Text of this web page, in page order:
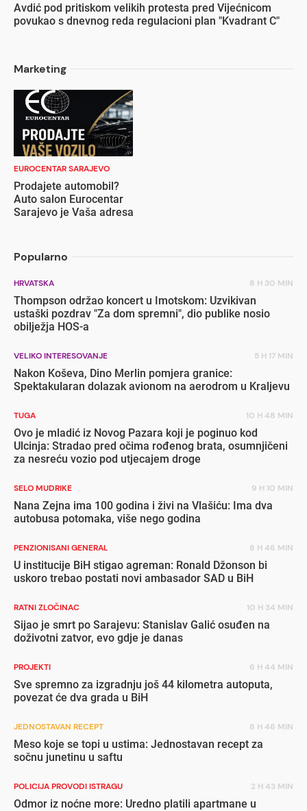
Avdić pod pritiskom velikih protesta pred Vijećnicom
povukao s dnevnog reda regulacioni plan "Kvadrant C"
Marketing
EUROCENTAR SARAJEVO
Prodajete automobil?
Auto salon Eurocentar
Sarajevo je Vaša adresa
Popularno
HRVATSKA 8 H 30 MIN
Thompson održao koncert u Imotskom: Uzvikivan
ustaški pozdrav "Za dom spremni", dio publike nosio
obilježja HOS-a
VELIKO INTERESOVANJE 5 H 17 MIN
Nakon Koševa, Dino Merlin pomjera granice:
Spektakularan dolazak avionom na aerodrom u Kraljevu
TUGA 10 H 48 MIN
Ovo je mladić iz Novog Pazara koji je poginuo kod
Ulcinja: Stradao pred očima rođenog brata, osumnjičeni
za nesreću vozio pod utjecajem droge
SELO MUDRIKE 9 H 10 MIN
Nana Zejna ima 100 godina i živi na Vlašiću: Ima dva
autobusa potomaka, više nego godina
PENZIONISANI GENERAL 8 H 46 MIN
U institucije BiH stigao agreman: Ronald Džonson bi
uskoro trebao postati novi ambasador SAD u BiH
RATNI ZLOČINAC 10 H 34 MIN
Sijao je smrt po Sarajevu: Stanislav Galić osuđen na
doživotni zatvor, evo gdje je danas
PROJEKTI 6 H 44 MIN
Sve spremno za izgradnju još 44 kilometra autoputa,
povezat će dva grada u BiH
JEDNOSTAVAN RECEPT 8 H 46 MIN
Meso koje se topi u ustima: Jednostavan recept za
sočnu junetinu u saftu
POLICIJA PROVODI ISTRAGU 2 H 43 MIN
Odmor iz noćne more: Uredno platili apartmane u